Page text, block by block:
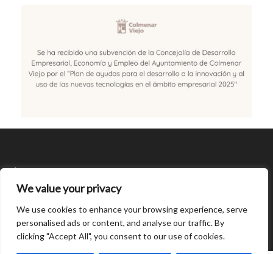
We value your privacy
We use cookies to enhance your browsing experience, serve
personalised ads or content, and analyse our traffic. By
clicking "Accept All", you consent to our use of cookies.